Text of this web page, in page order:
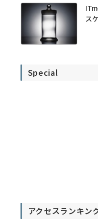
ス
Special
アクセスランキン